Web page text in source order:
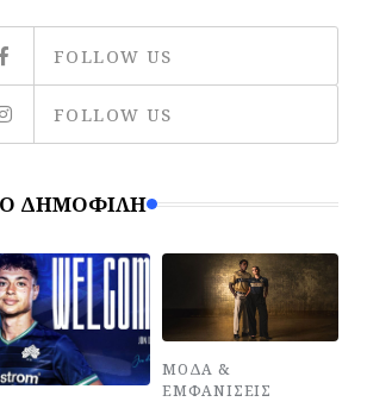
FOLLOW US
FOLLOW US
ΔΗΜΟΦΙΛΉ
ΜΌΔΑ &
ΕΜΦΑΝΊΣΕΙΣ